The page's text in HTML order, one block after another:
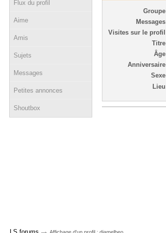
Flux du profil
Aime
Amis
Sujets
Messages
Petites annonces
Shoutbox
Groupe
Messages
Visites sur le profil
Titre
Âge
Anniversaire
Sexe
Lieu